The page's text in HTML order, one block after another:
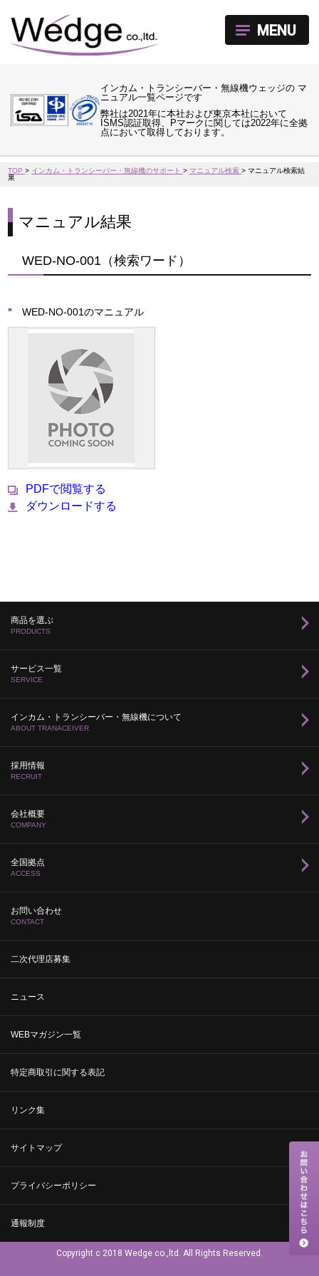
インカム・トランシーバー・無線機ウェッジの マ
ニュアル一覧ページです
弊社は2021年に本社および東京本社において
ISMS認証取得、Pマークに関しては2022年に全拠
点において取得しております。
MENU
TOP> インカム・トランシーバー・無線機のサポート>マニュアル検索>マニュアル検索結
果
マニュアル結果
WED-NO-001（検索ワード）
WED-NO-001のマニュアル
PDFで閲覧する
ダウンロードする
商品を選ぶ
PRODUCTS
サービス一覧
SERVICE
インカム・トランシーバー・無線機について
ABOUT TRANACEIVER
採用情報
RECRUIT
会社概要
COMPANY
全国拠点
ACCESS
お問い合わせ
CONTACT
二次代理店募集
ニュース
WEBマガジン一覧
特定商取引に関する表記
リンク集
サイトマップ
プライバシーポリシー
通報制度
Copyright c 2018 Wedge co.,ltd. All Rights Reserved.